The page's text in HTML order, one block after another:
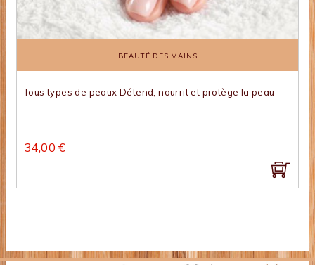
BEAUTÉ DES MAINS
Tous types de peaux Détend, nourrit et protège la peau
34,00 €